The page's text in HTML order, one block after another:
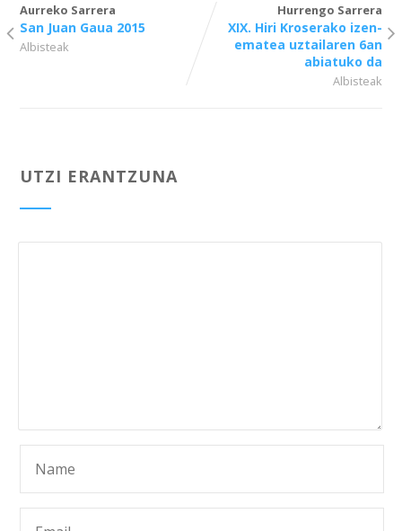
Aurreko Sarrera
San Juan Gaua 2015
Albisteak
Hurrengo Sarrera
XIX. Hiri Kroserako izen-
ematea uztailaren 6an
abiatuko da
Albisteak
UTZI ERANTZUNA